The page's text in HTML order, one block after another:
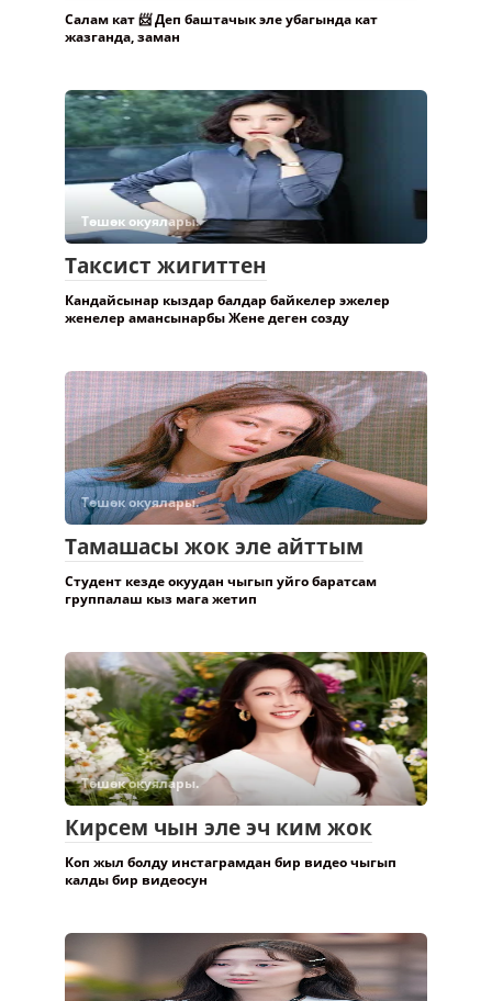
Салам кат 📨 Деп баштачык эле убагында кат
жазганда, заман
Төшөк окуялары.
Таксист жигиттен
Кандайсынар кыздар балдар байкелер эжелер
женелер амансынарбы Жене деген созду
Төшөк окуялары.
Тамашасы жок эле айттым
Студент кезде окуудан чыгып уйго баратсам
группалаш кыз мага жетип
Төшөк окуялары.
Кирсем чын эле эч ким жок
Коп жыл болду инстаграмдан бир видео чыгып
калды бир видеосун